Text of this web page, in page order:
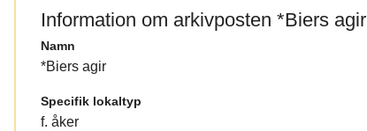
Information om arkivposten *Biers agir
Namn
*Biers agir
Specifik lokaltyp
f. åker